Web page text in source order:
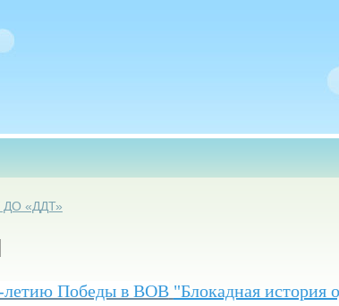
ДО «ДДТ»
летию Победы в ВОВ "Блокадная история